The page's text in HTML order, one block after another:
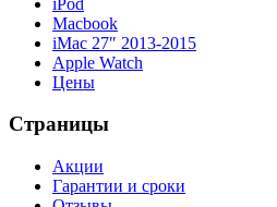
Macbook
iMac 27″ 2013-2015
Apple Watch
Цены
Страницы
Акции
Гарантии и сроки